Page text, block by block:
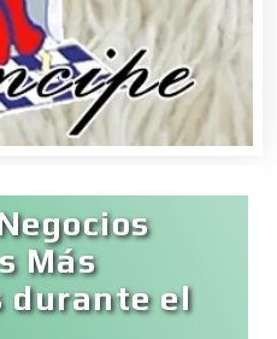
Más
durante el